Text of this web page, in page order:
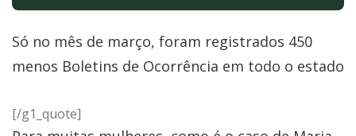
Só no mês de março, foram registrados 450
menos Boletins de Ocorrência em todo o estado
[/g1_quote]